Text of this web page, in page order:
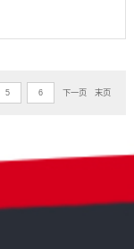
5 6 下一页 末页